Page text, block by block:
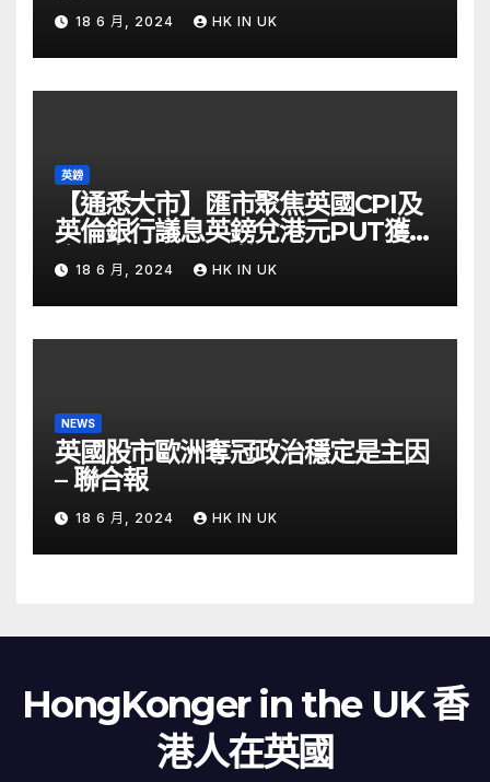
18 6 月, 2024 HK IN UK
英鎊
【通悉大市】匯市聚焦英國CPI及
英倫銀行議息英鎊兌港元PUT獲資
金留意 – Now 財經
18 6 月, 2024 HK IN UK
NEWS
英國股市歐洲奪冠政治穩定是主因
– 聯合報
18 6 月, 2024 HK IN UK
HongKonger in the UK 香
港人在英國